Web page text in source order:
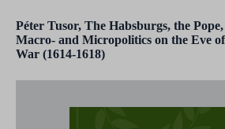
Péter Tusor, The Habsburgs, the
Macro- and Micropolitics on the Eve
War (1614-1618)